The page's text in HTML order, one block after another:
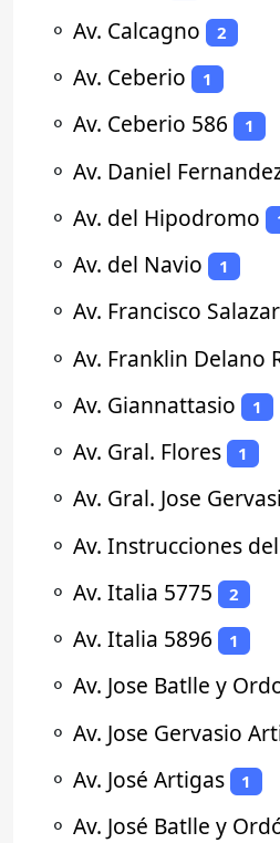
⚬ Av. Calcagno 2
⚬ Av. Ceberio 1
⚬ Av. Ceberio 586 1
⚬ Av. Daniel
⚬ Av. del Hipodromo
⚬ Av. del Navio 1
⚬ Av. Francisco Salazar
⚬ Av. Franklin Delano
⚬ Av. Giannattasio 1
⚬ Av. Gral. Flores 1
⚬ Av. Gral. Jose
⚬ Av. Instrucciones
⚬ Av. Italia 5775 2
⚬ Av. Italia 5896 1
⚬ Av. Jose Batlle y
⚬ Av. Jose Gervasio
⚬ Av. José Artigas 1
⚬ Av. José Batlle y